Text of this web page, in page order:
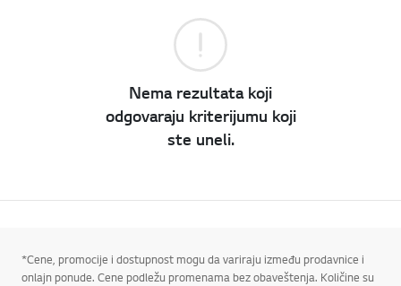
Nema rezultata koji
odgovaraju kriterijumu koji
ste uneli.
*Cene, promocije i dostupnost mogu da variraju između prodavnice i
onlajn ponude. Cene podležu promenama bez obaveštenja. Količine su